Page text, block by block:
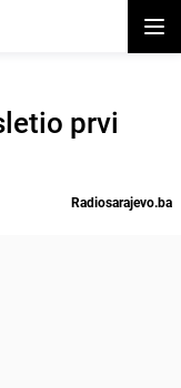
prvi
Radiosarajevo.ba